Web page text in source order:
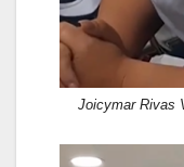
Joicymar Rivas